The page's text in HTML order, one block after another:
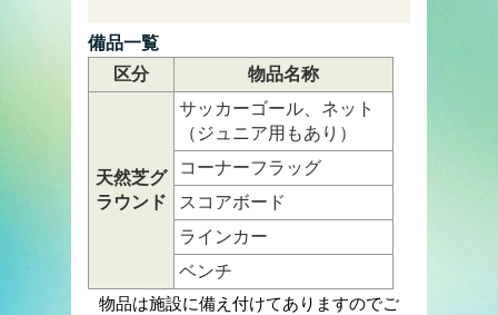
備品一覧
区分
物品名称
天然芝グ
ラウンド
サッカーゴール、ネット
（ジュニア用もあり）
コーナーフラッグ
スコアボード
ラインカー
ベンチ
物品は施設に備え付けてありますのでご